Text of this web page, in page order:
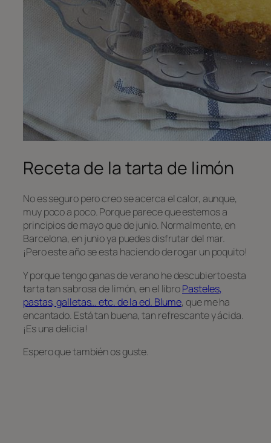
Receta de la tarta de limón
No es seguro pero creo se acerca el calor, aunque,
muy poco a poco. Porque parece que estemos a
principios de mayo que de junio. Normalmente, en
Barcelona, en junio ya puedes disfrutar del mar.
¡Pero este año se esta haciendo de rogar un poquito!
Y porque tengo ganas de verano he descubierto esta
tarta tan sabrosa de limón, en el libroPasteles,
pastas, galletas… etc. de la ed. Blume, que me ha
encantado. Está tan buena, tan refrescante y ácida.
¡Es una delicia!
Espero que también os guste.